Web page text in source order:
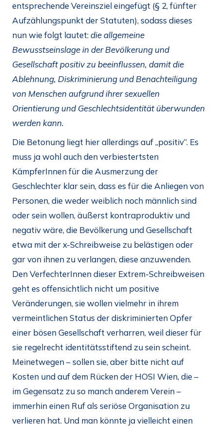
entsprechende Vereinsziel eingefügt (§ 2, fünfter
Aufzählungspunkt der Statuten), sodass dieses
nun wie folgt lautet:die allgemeine
Bewusstseinslage in der Bevölkerung und
Gesellschaft positiv zu beeinflussen, damit die
Ablehnung, Diskriminierung und Benachteiligung
von Menschen aufgrund ihrer sexuellen
Orientierung und Geschlechtsidentität überwunden
werden kann.
Die Betonung liegt hier allerdings auf „positiv“. Es
muss ja wohl auch den verbiestertsten
KämpferInnen für die Ausmerzung der
Geschlechter klar sein, dass es für die Anliegen von
Personen, die weder weiblich noch männlich sind
oder sein wollen, äußerst kontraproduktiv und
negativ wäre, die Bevölkerung und Gesellschaft
etwa mit der x-Schreibweise zu belästigen oder
gar von ihnen zu verlangen, diese anzuwenden.
Den VerfechterInnen dieser Extrem-Schreibweisen
geht es offensichtlich nicht um positive
Veränderungen, sie wollen vielmehr in ihrem
vermeintlichen Status der diskriminierten Opfer
einer bösen Gesellschaft verharren, weil dieser für
sie regelrecht identitätsstiftend zu sein scheint.
Meinetwegen – sollen sie, aber bitte nicht auf
Kosten und auf dem Rücken der HOSI Wien, die –
im Gegensatz zu so manch anderem Verein –
immerhin einen Ruf als seriöse Organisation zu
verlieren hat. Und man könnte ja vielleicht einen